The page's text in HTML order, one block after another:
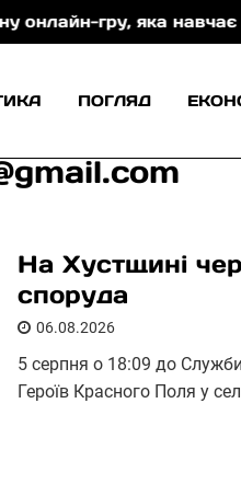
навчає дітей
ПОГЛЯД
На Хустщині
споруда
06.08.2026
5 серпня о 18:09 до
Героїв Красного Поля у